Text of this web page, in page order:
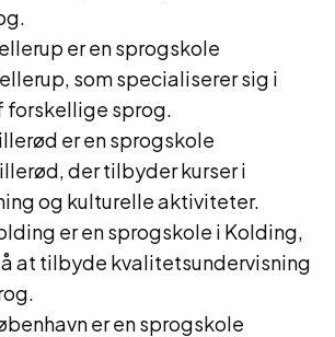
er en sprogskole
som specialiserer sig i
forskellige sprog.
er en sprogskole
der tilbyder kurser i
og kulturelle aktiviteter.
er en sprogskole i Kolding,
at tilbyde kvalitetsundervisning
er en sprogskole